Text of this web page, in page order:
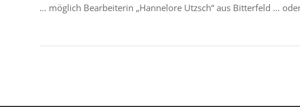
… möglich Bearbeiterin „Hannelore Utzsch“ aus Bitterfeld …